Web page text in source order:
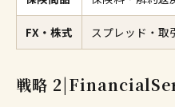
FX・株式 スプレッド・取
戦略